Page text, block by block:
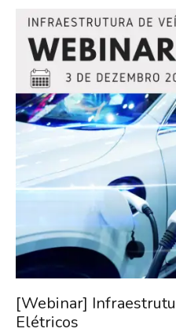
[Webinar]
Elétricos